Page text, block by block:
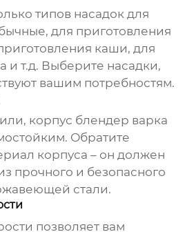
типов насадок для
для приготовления
каши, для
и т.д. Выберите насадки,
вашим потребностям.
корпус блендер варка
Обратите
корпуса – он должен
прочного и безопасного
стали.
позволяет вам